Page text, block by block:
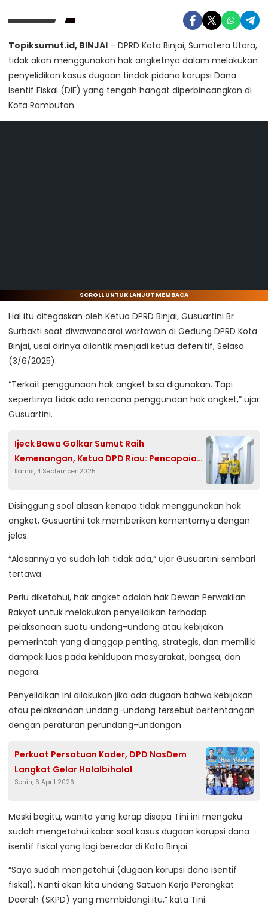
Topiksumut.id, BINJAI – DPRD Kota Binjai, Sumatera Utara,
tidak akan menggunakan hak angketnya dalam melakukan
penyelidikan kasus dugaan tindak pidana korupsi Dana
Isentif Fiskal (DIF) yang tengah hangat diperbincangkan di
Kota Rambutan.
SCROLL UNTUK LANJUT MEMBACA
Hal itu ditegaskan oleh Ketua DPRD Binjai, Gusuartini Br
Surbakti saat diwawancarai wartawan di Gedung DPRD Kota
Binjai, usai dirinya dilantik menjadi ketua defenitif, Selasa
(3/6/2025).
“Terkait penggunaan hak angket bisa digunakan. Tapi
sepertinya tidak ada rencana penggunaan hak angket,” ujar
Gusuartini.
Ijeck Bawa Golkar Sumut Raih
Kemenangan, Ketua DPD Riau: Pencapaian
yang Luar Biasa
Kamis, 4 September 2025
Disinggung soal alasan kenapa tidak menggunakan hak
angket, Gusuartini tak memberikan komentarnya dengan
jelas.
“Alasannya ya sudah lah tidak ada,” ujar Gusuartini sembari
tertawa.
Perlu diketahui, hak angket adalah hak Dewan Perwakilan
Rakyat untuk melakukan penyelidikan terhadap
pelaksanaan suatu undang-undang atau kebijakan
pemerintah yang dianggap penting, strategis, dan memiliki
dampak luas pada kehidupan masyarakat, bangsa, dan
negara.
Penyelidikan ini dilakukan jika ada dugaan bahwa kebijakan
atau pelaksanaan undang-undang tersebut bertentangan
dengan peraturan perundang-undangan.
Perkuat Persatuan Kader, DPD NasDem
Langkat Gelar Halalbihalal
Senin, 6 April 2026
Meski begitu, wanita yang kerap disapa Tini ini mengaku
sudah mengetahui kabar soal kasus dugaan korupsi dana
isentif fiskal yang lagi beredar di Kota Binjai.
“Saya sudah mengetahui (dugaan korupsi dana isentif
fiskal). Nanti akan kita undang Satuan Kerja Perangkat
Daerah (SKPD) yang membidangi itu,” kata Tini.